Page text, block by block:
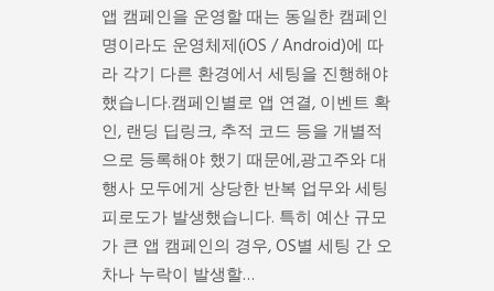
앱 캠페인을 운영할 때는 동일한 캠페인
명이라도 운영체제(iOS / Android)에 따
라 각기 다른 환경에서 세팅을 진행해야
했습니다.캠페인별로 앱 연결, 이벤트 확
인, 랜딩 딥링크, 추적 코드 등을 개별적
으로 등록해야 했기 때문에,광고주와 대
행사 모두에게 상당한 반복 업무와 세팅
피로도가 발생했습니다. 특히 예산 규모
가 큰 앱 캠페인의 경우, OS별 세팅 간 오
차나 누락이 발생할…